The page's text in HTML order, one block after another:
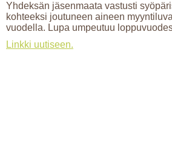
Yhdeksän jäsenmaata vastusti
kohteeksi joutuneen aineen
vuodella. Lupa umpeutuu
Linkki uutiseen.